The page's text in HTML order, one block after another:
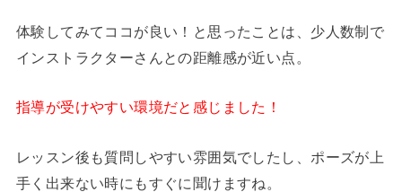
体験してみてココが良い！と思ったことは、少人数制で
インストラクターさんとの距離感が近い点。
指導が受けやすい環境だと感じました！
レッスン後も質問しやすい雰囲気でしたし、ポーズが上
手く出来ない時にもすぐに聞けますね。